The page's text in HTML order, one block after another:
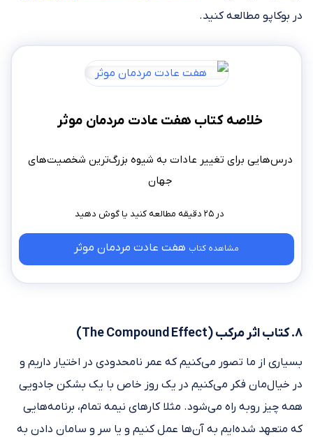
در بوکاپو مطالعه کنید.
خلاصه کتاب هفت عادت مردمان موثر
درس‌هایی برای تغییر عادات به شیوه بزرگ‌ترین شخصیت‌های
جهان
در ۲۵ دقیقه مطالعه کنید
مشاهده کتاب هفت عادت مردمان موثر
۸. کتاب اثر مرکب (The Compound Effect)
بسیاری از ما تصور می‌کنیم که عمر نامحدودی در اختیار داریم و
در خیال‌مان فکر می‌کنیم در یک روز خاص با یک بشکن جادویی
همه چیز روبه راه می‌شود. مثلا کارهای نیمه تمام، برنامه‌هایی
که متعهد شده‌ایم به آن‌ها عمل کنیم و یا سر و سامان دادن به